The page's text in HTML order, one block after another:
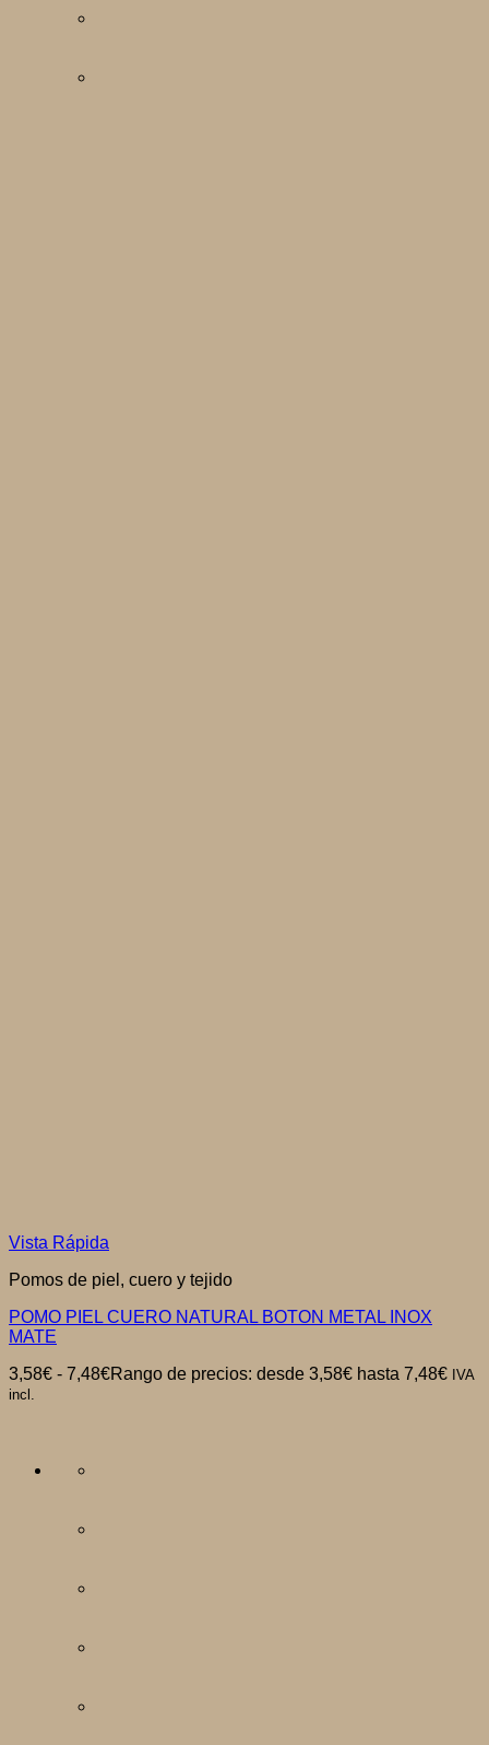
Vista Rápida
Pomos de piel, cuero y tejido
POMO PIEL CUERO NATURAL BOTON METAL INOX
MATE
3,58€ - 7,48€Rango de precios: desde 3,58€ hasta 7,48€ IVA
incl.